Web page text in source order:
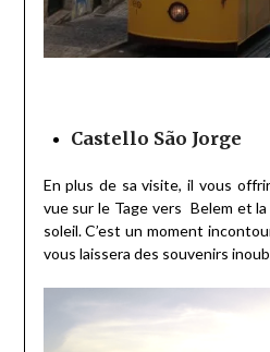
Castello São Jorge
En plus de sa visite, il vous
vue sur le Tage vers Belem et
soleil. C’est un moment
vous laissera des souvenirs